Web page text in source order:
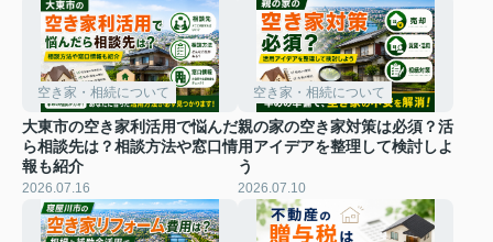
空き家・相続について
大東市の空き家利活用で悩んだ
ら相談先は？相談方法や窓口情
報も紹介
2026.07.16
空き家・相続について
親の家の空き家対策は必須？活
用アイデアを整理して検討しよ
う
2026.07.10